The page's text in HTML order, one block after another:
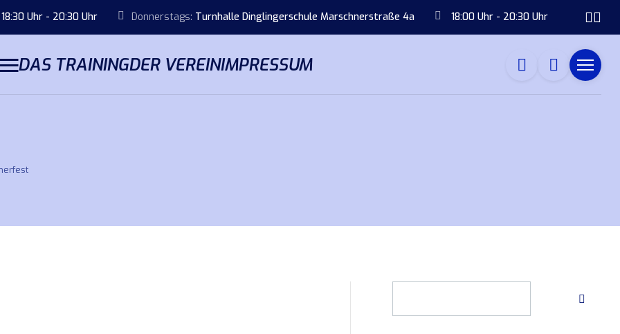
18:30 Uhr - 20:30 Uhr Donnerstags: Turnhalle Dinglingerschule Marschnerstraße 4a 18:00 Uhr - 20:30 Uhr
DAS TRAININGDER VEREINIMPRESSUM